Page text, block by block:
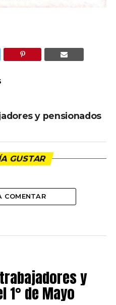
y pensionados
GUSTAR
COMENTAR
y
1° de Mayo